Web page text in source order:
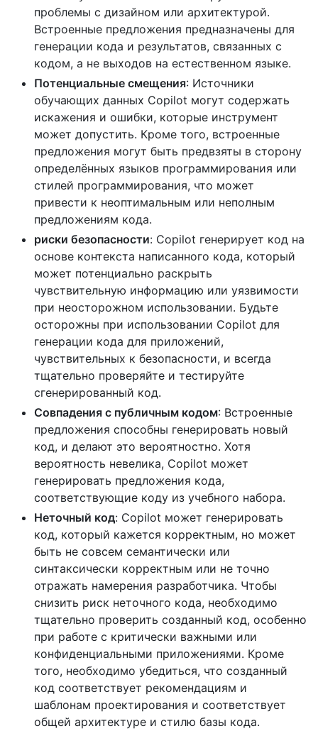
проблемы с дизайном или архитектурой.
Встроенные предложения предназначены для
генерации кода и результатов, связанных с
кодом, а не выходов на естественном языке.
Потенциальные смещения: Источники
обучающих данных Copilot могут содержать
искажения и ошибки, которые инструмент
может допустить. Кроме того, встроенные
предложения могут быть предвзяты в сторону
определённых языков программирования или
стилей программирования, что может
привести к неоптимальным или неполным
предложениям кода.
риски безопасности: Copilot генерирует код на
основе контекста написанного кода, который
может потенциально раскрыть
чувствительную информацию или уязвимости
при неосторожном использовании. Будьте
осторожны при использовании Copilot для
генерации кода для приложений,
чувствительных к безопасности, и всегда
тщательно проверяйте и тестируйте
сгенерированный код.
Совпадения с публичным кодом: Встроенные
предложения способны генерировать новый
код, и делают это вероятностно. Хотя
вероятность невелика, Copilot может
генерировать предложения кода,
соответствующие коду из учебного набора.
Неточный код: Copilot может генерировать
код, который кажется корректным, но может
быть не совсем семантически или
синтаксически корректным или не точно
отражать намерения разработчика. Чтобы
снизить риск неточного кода, необходимо
тщательно проверить созданный код, особенно
при работе с критически важными или
конфиденциальными приложениями. Кроме
того, необходимо убедиться, что созданный
код соответствует рекомендациям и
шаблонам проектирования и соответствует
общей архитектуре и стилю базы кода.